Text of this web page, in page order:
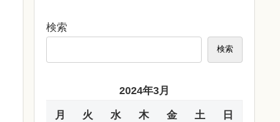
検索
検索
2024年3月
月 火 水 木 金 土 日